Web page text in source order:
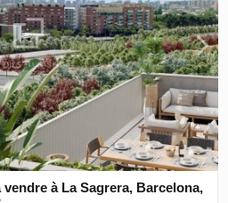
à La Sagrera, Barcelona,